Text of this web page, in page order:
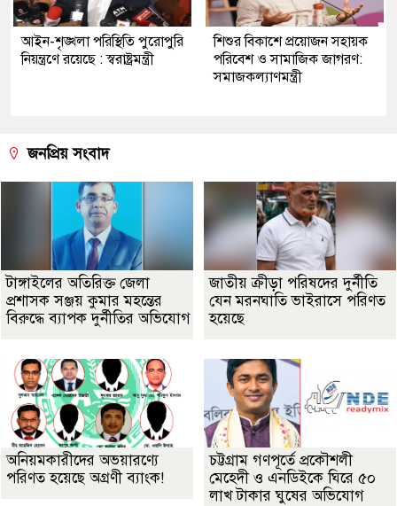
আইন-শৃঙ্খলা পরিস্থিতি পুরোপুরি
নিয়ন্ত্রণে রয়েছে : স্বরাষ্ট্রমন্ত্রী
শিশুর বিকাশে প্রয়োজন সহায়ক
পরিবেশ ও সামাজিক জাগরণ:
সমাজকল্যাণমন্ত্রী
জনপ্রিয় সংবাদ
টাঙ্গাইলের অতিরিক্ত জেলা
প্রশাসক সঞ্জয় কুমার মহন্তের
বিরুদ্ধে ব্যাপক দুর্নীতির অভিযোগ
জাতীয় ক্রীড়া পরিষদের দুর্নীতি
যেন মরনঘাতি ভাইরাসে পরিণত
হয়েছে
অনিয়মকারীদের অভয়ারণ্যে
পরিণত হয়েছে অগ্রণী ব্যাংক!
চট্টগ্রাম গণপূর্তে প্রকৌশলী
মেহেদী ও এনডিইকে ঘিরে ৫০
লাখ টাকার ঘুষের অভিযোগ